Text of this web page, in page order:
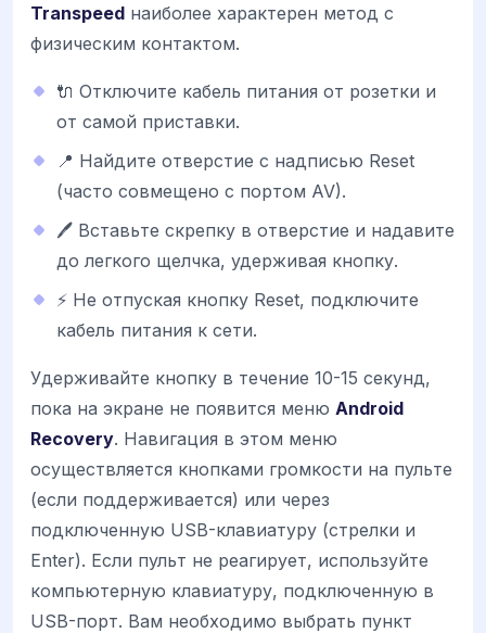
Transpeed наиболее характерен метод с
физическим контактом.
🔌 Отключите кабель питания от розетки и
от самой приставки.
📍 Найдите отверстие с надписью Reset
(часто совмещено с портом AV).
🖊️ Вставьте скрепку в отверстие и надавите
до легкого щелчка, удерживая кнопку.
⚡ Не отпуская кнопку Reset, подключите
кабель питания к сети.
Удерживайте кнопку в течение 10-15 секунд,
пока на экране не появится меню Android
Recovery. Навигация в этом меню
осуществляется кнопками громкости на пульте
(если поддерживается) или через
подключенную USB-клавиатуру (стрелки и
Enter). Если пульт не реагирует, используйте
компьютерную клавиатуру, подключенную в
USB-порт. Вам необходимо выбрать пункт